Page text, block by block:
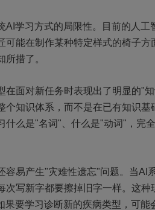
学习方式的局限性。目前的人工
能在制作某种特定样式的椅子方
措了。
面对新任务时表现出了明显的"
知识体系，而不是在已有知识基
么是"名词"、什么是"动词"，完
易产生"灾难性遗忘"问题。当AI
写新字都要擦掉旧字一样。这种
要学习诊断新的疾病类型，可能